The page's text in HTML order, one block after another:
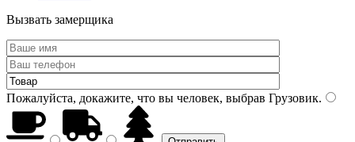
Вызвать замерщика
Пожалуйста, докажите, что вы человек, выбрав Грузовик.